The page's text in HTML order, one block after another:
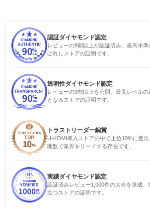
認証ダイヤモンド認定
レビューの9割以上が認証済み。最高水
ばれしストアの証明です。
透明性ダイヤモンド認定
レビューの9割以上を公開。最高レベル
となるストアの証明です。
トラストリーダー銅賞
U-KOMI導入ストアの中で上位10%に選
開数で業界をリードする存在です。
実績ダイヤモンド認定
認証済みレビュー1,000件の大台を達成。
立つストアの証明です。